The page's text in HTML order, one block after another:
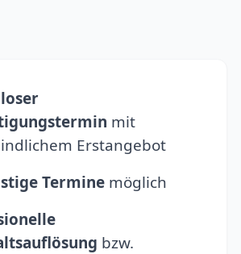
mit
Erstangebot
Terminemöglich
bzw.